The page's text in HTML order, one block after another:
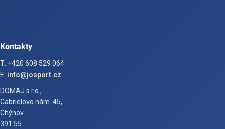
Kontakty
T: +420 608 529 064
E: info@josport.cz
DOMAJ s.r.o.,
Gabrielovo nám. 45,
Chýnov
391 55